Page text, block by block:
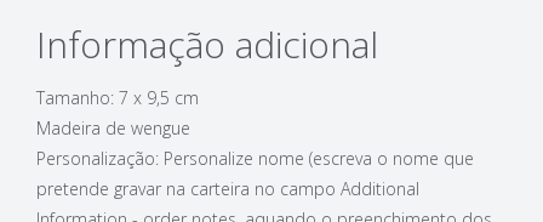
Informação adicional
Tamanho: 7 x 9,5 cm
Madeira de wengue
Personalização: Personalize nome (escreva o nome que
pretende gravar na carteira no campo Additional